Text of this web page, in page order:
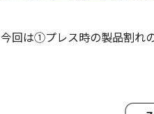
今回は①プレス時の製品割れ